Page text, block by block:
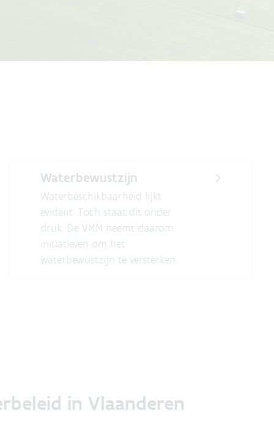
Waterbewustzijn
Waterbeschikbaarheid lijkt
evident. Toch staat dit onder
druk. De VMM neemt daarom
initiatieven om het
waterbewustzijn te versterken.
in Vlaanderen